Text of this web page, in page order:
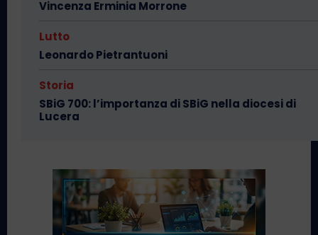
Vincenza Erminia Morrone
Lutto
Leonardo Pietrantuoni
Storia
SBiG 700: l’importanza di SBiG nella diocesi di
Lucera